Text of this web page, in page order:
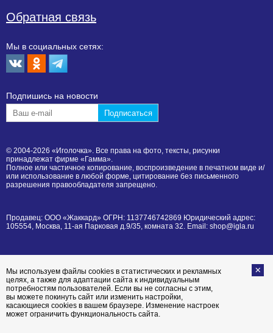
Обратная связь
Мы в социальных сетях:
Подпишиcь на новости
© 2004-2026 «Иголочка». Все права на фото, тексты, рисунки
принадлежат фирме «Гамма».
Полное или частичное копирование, воспроизведение в печатном виде и/
или использование в любой форме, цитирование без письменного
разрешения правообладателя запрещено.
Продавец: ООО «Жаккард» ОГРН: 1137746742869 Юридический адрес:
105554, Москва, 11-ая Парковая д.9/35, комната 32. Email: shop@igla.ru
Мы используем файлы cookies в статистических и рекламных
целях, а также для адаптации сайта к индивидуальным
потребностям пользователей. Если вы не согласны с этим,
вы можете покинуть сайт или изменить настройки,
касающиеся cookies в вашем браузере. Изменение настроек
может ограничить функциональность сайта.